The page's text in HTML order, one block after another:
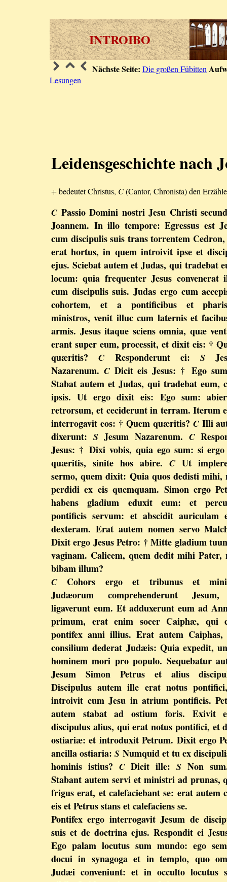
INTROIBO
Nächste Seite: Die großen Fübitten
Lesungen
Leidensgeschichte nach
+bedeutet Christus, C(Cantor, Chronista) den
C Passio Domini nostri Jesu Christi
Joannem. In illo tempore: Egressus est
cum discipulis suis trans torrentem
erat hortus, in quem introivit ipse et
ejus. Sciebat autem et Judas, qui tradebat
locum: quia frequenter Jesus convenerat
cum discipulis suis. Judas ergo cum
cohortem, et a pontificibus et
ministros, venit illuc cum laternis et
armis. Jesus itaque sciens omnia, quæ
erant super eum, processit, et dixit eis: †
quæritis?C Responderunt ei:S
Nazarenum. CDicit eis Jesus: † Ego
Stabat autem et Judas, qui tradebat eum,
ipsis. Ut ergo dixit eis: Ego sum:
retrorsum, et ceciderunt in terram. Iterum
interrogavit eos: † Quem quæritis? CIlli
dixerunt: SJesum Nazarenum. C
Jesus: † Dixi vobis, quia ego sum: si
quæritis, sinite hos abire.C Ut
sermo, quem dixit: Quia quos dedisti mihi,
perdidi ex eis quemquam. Simon ergo
habens gladium eduxit eum: et
pontificis servum: et abscidit auriculam
dexteram. Erat autem nomen servo
Dixit ergo Jesus Petro: † Mitte gladium
vaginam. Calicem, quem dedit mihi Pater,
bibam illum?
C Cohors ergo et tribunus et
Judæorum comprehenderunt
ligaverunt eum. Et adduxerunt eum ad
primum, erat enim socer Caiphæ, qui
pontifex anni illius. Erat autem
consilium dederat Judæis: Quia expedit,
hominem mori pro populo. Sequebatur
Jesum Simon Petrus et alius
Discipulus autem ille erat notus
introivit cum Jesu in atrium pontificis.
autem stabat ad ostium foris. Exivit
discipulus alius, qui erat notus pontifici, et
ostiariæ: et introduxit Petrum. Dixit ergo
ancilla ostiaria:S Numquid et tu ex
hominis istius? CDicit ille:S Non
Stabant autem servi et ministri ad prunas,
frigus erat, et calefaciebant se: erat autem
eis et Petrus stans et calefaciens se.
Pontifex ergo interrogavit Jesum de
suis et de doctrina ejus. Respondit ei
Ego palam locutus sum mundo: ego
docui in synagoga et in templo, quo
Judæi conveniunt: et in occulto locutus